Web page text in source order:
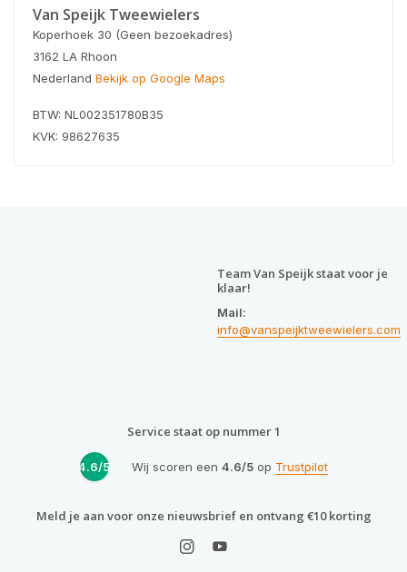
Van Speijk Tweewielers
Koperhoek 30 (Geen bezoekadres)
3162 LA Rhoon
Nederland Bekijk op Google Maps
BTW: NL002351780B35
KVK: 98627635
Team Van Speijk staat voor je
klaar!
Mail:
info@vanspeijktweewielers.com
Service staat op nummer 1
4.6/5 Wij scoren een 4.6/5op Trustpilot
Meld je aan voor onze nieuwsbrief en ontvang €10 korting